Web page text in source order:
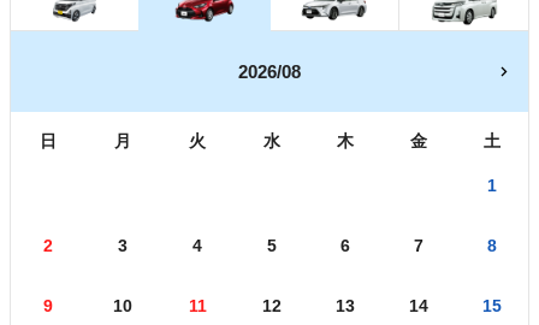
2026/08
日 月 火 水 木 金 土
1
2 3 4 5 6 7 8
9 10 11 12 13 14 15